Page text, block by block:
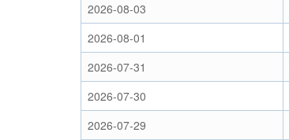
2026-08-03
2026-08-01
2026-07-31
2026-07-30
2026-07-29